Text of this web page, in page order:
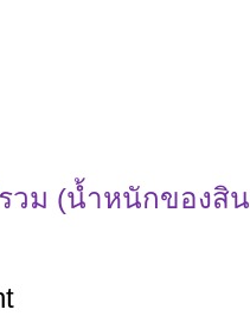
วม (น้ำหนักของสิ